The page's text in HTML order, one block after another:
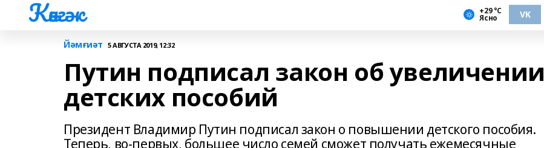
Көнгәк +29 °С
Ясно VK
Йәмғиәт 5 АВГУСТА 2019, 12:32
Путин подписал закон об увеличении
детских пособий
Президент Владимир Путин подписал закон о повышении детского пособия.
Теперь, во-первых, большее число семей сможет получать ежемесячные